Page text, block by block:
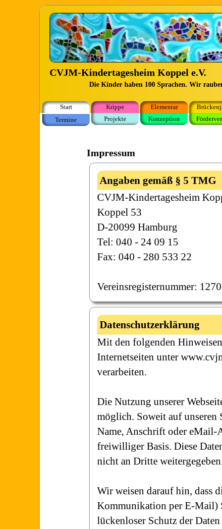
CVJM-Kindertagesheim Koppel e.V.
Die Kinder haben 100 Sprachen. Wir
Start Krippe Elementar
Termine
Projekte Konzeption
Impressum
Angaben gemäß § 5 TMG
CVJM-Kindertagesheim
Koppel 53
D-20099 Hamburg
Tel: 040 - 24 09 15
Fax: 040 - 280 533 22
Vereinsregisternummer:
Datenschutzerklärung
Mit den folgenden
Internetseiten unter
verarbeiten.
Die Nutzung unserer
möglich. Soweit auf unseren
Name, Anschrift oder eMail-
freiwilliger Basis. Diese
nicht an Dritte
Wir weisen darauf hin, dass
Kommunikation per E-Mail)
lückenloser Schutz der